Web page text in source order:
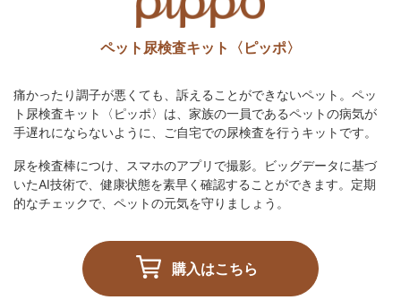
ペット尿検査キット〈ピッポ〉
痛かったり調子が悪くても、訴えることができないペット。ペッ
ト尿検査キット〈ピッポ〉は、家族の一員であるペットの病気が
手遅れにならないように、ご自宅での尿検査を行うキットです。
尿を検査棒につけ、スマホのアプリで撮影。ビッグデータに基づ
いたAI技術で、健康状態を素早く確認することができます。定期
的なチェックで、ペットの元気を守りましょう。
購入はこちら